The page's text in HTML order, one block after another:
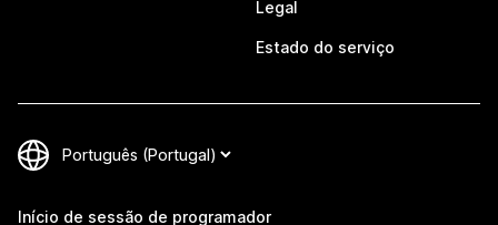
Legal
Estado do serviço
Início de sessão de programador